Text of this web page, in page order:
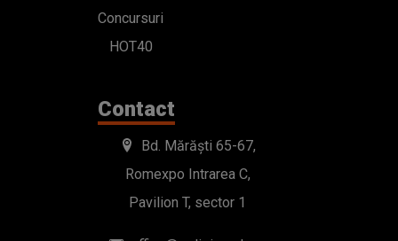
Concursuri
HOT40
Contact
Bd. Mărăști 65-67,
Romexpo Intrarea C,
Pavilion T, sector 1